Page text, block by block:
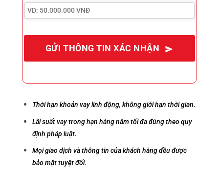
GỬI THÔNG TIN XÁC NHẬN
Thời hạn khoản vay linh động, không giới hạn thời gian.
Lãi suất vay trong hạn hàng năm tối đa đúng theo quy
định pháp luật.
Mọi giao dịch và thông tin của khách hàng đều được
bảo mật tuyệt đối.